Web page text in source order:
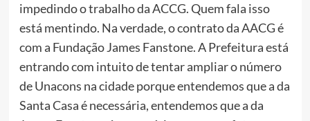
impedindo o trabalho da ACCG. Quem fala isso
está mentindo. Na verdade, o contrato da AACG é
com a Fundação James Fanstone. A Prefeitura está
entrando com intuito de tentar ampliar o número
de Unacons na cidade porque entendemos que a da
Santa Casa é necessária, entendemos que a da